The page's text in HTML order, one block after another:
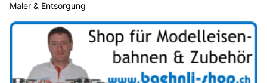
Maler & Entsorgung